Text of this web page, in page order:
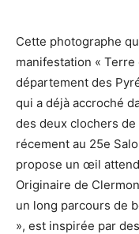
Cette photographe
manifestation « Terre
département des
qui a déjà accroché
des deux clochers
récement au 25e
propose un œil
Originaire de
un long parcours de
», est inspirée par